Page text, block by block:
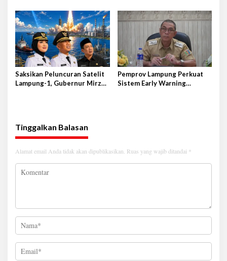
Tiongkok Timur
Selatan, Kepala BNNK
Pramuka Garda P4GN
Saksikan Peluncuran Satelit
Lampung-1, Gubernur Mirza
Pemprov Lampung Perkuat
Sistem Early Warning
Tinggalkan Balasan
Alamat email Anda tidak akan dipublikasikan. Ruas yang wajib ditandai *